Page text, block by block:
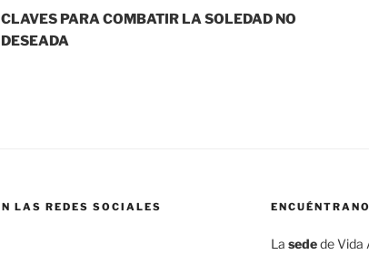
CLAVES PARA COMBATIR LA SOLEDAD NO
DESEADA
LAS REDES SOCIALES
La sedede Vida